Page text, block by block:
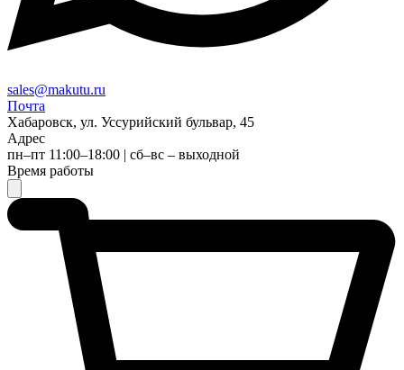
sales@makutu.ru
Почта
Хабаровск, ул. Уссурийский бульвар, 45
Адрес
пн–пт 11:00–18:00 | сб–вс – выходной
Время работы